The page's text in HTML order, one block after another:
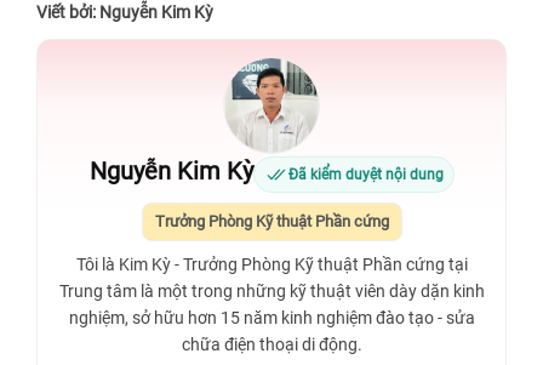
Viết bởi: Nguyễn Kim Kỳ
Nguyễn Kim Kỳ Đã kiểm duyệt nội dung
Trưởng Phòng Kỹ thuật Phần cứng
Tôi là Kim Kỳ - Trưởng Phòng Kỹ thuật Phần cứng tại
Trung tâm là một trong những kỹ thuật viên dày dặn kinh
nghiệm, sở hữu hơn 15 năm kinh nghiệm đào tạo - sửa
chữa điện thoại di động.